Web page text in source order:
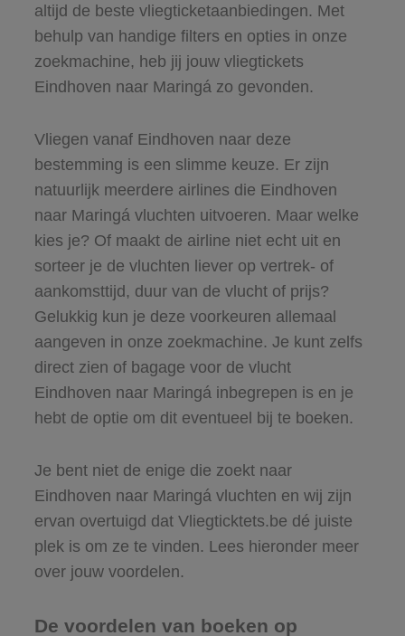
altijd de beste vliegticketaanbiedingen. Met
behulp van handige filters en opties in onze
zoekmachine, heb jij jouw vliegtickets
Eindhoven naar Maringá zo gevonden.
Vliegen vanaf Eindhoven naar deze
bestemming is een slimme keuze. Er zijn
natuurlijk meerdere airlines die Eindhoven
naar Maringá vluchten uitvoeren. Maar welke
kies je? Of maakt de airline niet echt uit en
sorteer je de vluchten liever op vertrek- of
aankomsttijd, duur van de vlucht of prijs?
Gelukkig kun je deze voorkeuren allemaal
aangeven in onze zoekmachine. Je kunt zelfs
direct zien of bagage voor de vlucht
Eindhoven naar Maringá inbegrepen is en je
hebt de optie om dit eventueel bij te boeken.
Je bent niet de enige die zoekt naar
Eindhoven naar Maringá vluchten en wij zijn
ervan overtuigd dat Vliegticktets.be dé juiste
plek is om ze te vinden. Lees hieronder meer
over jouw voordelen.
De voordelen van boeken op